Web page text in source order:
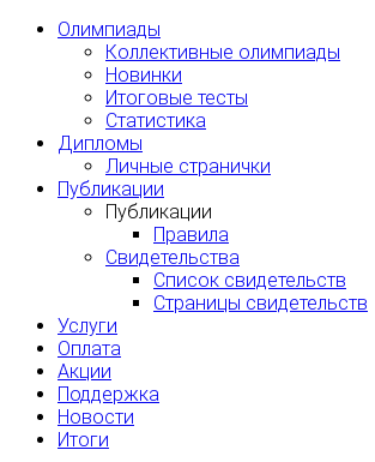
Олимпиады
Коллективные олимпиады
Новинки
Итоговые тесты
Статистика
Дипломы
Личные странички
Публикации
Публикации
Правила
Свидетельства
Список свидетельств
Страницы свидетельств
Услуги
Оплата
Акции
Поддержка
Новости
Итоги